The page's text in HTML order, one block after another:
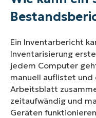
Ein Inventarbericht
Inventarisierung
jedem Computer
manuell auflistet und
Arbeitsblatt
zeitaufwändig und
Geräten